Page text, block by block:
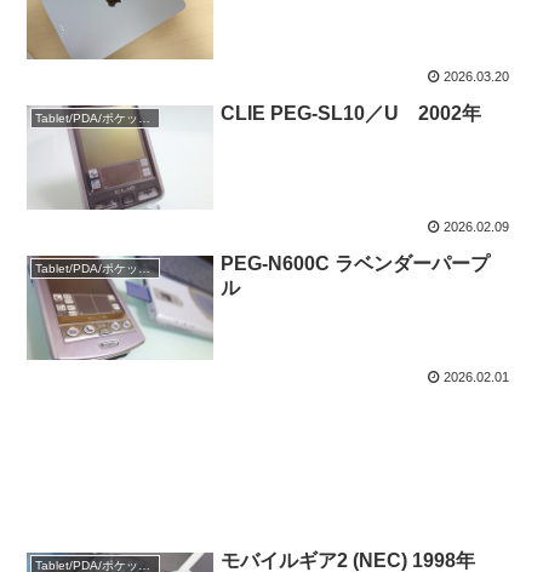
2026.03.20
Tablet/PDA/ポケットPC CLIE PEG-SL10／U 2002年
2026.02.09
Tablet/PDA/ポケットPC
PEG-N600C ラベンダーパープ
ル
2026.02.01
モバイルギア2 (NEC) 1998年